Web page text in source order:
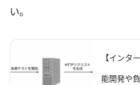
い。
【インタ
能開発や